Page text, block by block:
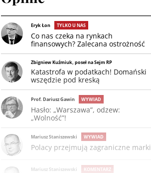
Eryk Łon TYLKO U NAS
Co nas czeka na rynkach
finansowych? Zalecana ostrożność
Zbigniew Kuźmiuk, poseł na Sejm RP
Katastrofa w podatkach! Domański
wszędzie pod kreską
Prof. Dariusz Gawin WYWIAD
Hasło: „Warszawa”, odzew:
„Wolność”!
Mariusz Staniszewski WYWIAD
Polacy przejmują zagraniczne marki
Mariusz Staniszewski KOMENTARZ